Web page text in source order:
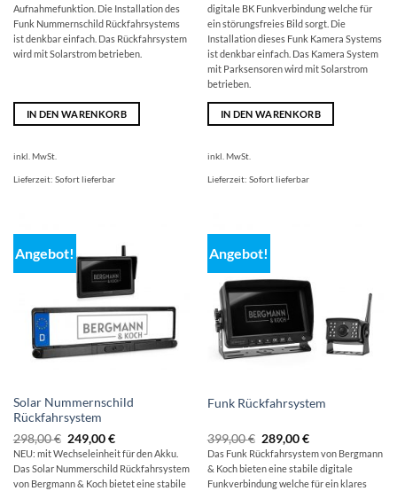
Aufnahmefunktion. Die Installation des
Funk Nummernschild Rückfahrsystems
ist denkbar einfach. Das Rückfahrsystem
wird mit Solarstrom betrieben.
IN DEN WARENKORB
inkl. MwSt.
Lieferzeit: Sofort lieferbar
digitale BK Funkverbindung welche für
ein störungsfreies Bild sorgt. Die
Installation dieses Funk Kamera Systems
ist denkbar einfach. Das Kamera System
mit Parksensoren wird mit Solarstrom
betrieben.
IN DEN WARENKORB
inkl. MwSt.
Lieferzeit: Sofort lieferbar
Angebot!
Solar Nummernschild
Rückfahrsystem
298,00€ Ursprünglicher
Preis
war:
298,00 €
249,00€Aktueller
Preis
ist:
249,00 €.
NEU: mit Wechseleinheit für den Akku.
Das Solar Nummerschild Rückfahrsystem
von Bergmann & Koch bietet eine stabile
Angebot!
Funk Rückfahrsystem
399,00€ Ursprünglicher
Preis
war:
399,00 €
289,00€Aktueller
Preis
ist:
289,00 €.
Das Funk Rückfahrsystem von Bergmann
& Koch bieten eine stabile digitale
Funkverbindung welche für ein klares